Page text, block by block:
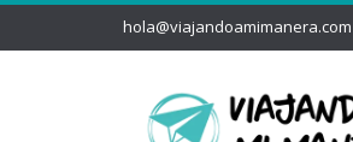
hola@viajandoamimanera.com